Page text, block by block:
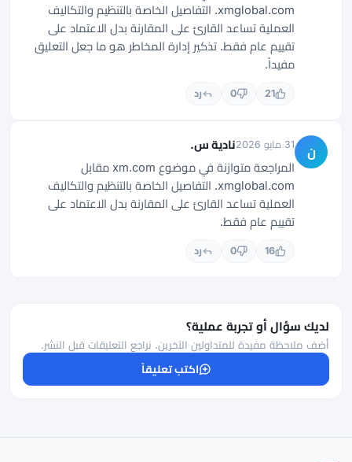
xmglobal.com. التفاصيل الخاصة بالتنظيم والتكاليف
العملية تساعد القارئ على المقارنة بدل الاعتماد على
تقييم عام فقط. تذكير إدارة المخاطر هو ما جعل التعليق
مفيداً.
21
0 رد
ن نادية س. 31 مايو 2026
المراجعة متوازنة في موضوع xm.com مقابل
xmglobal.com. التفاصيل الخاصة بالتنظيم والتكاليف
العملية تساعد القارئ على المقارنة بدل الاعتماد على
تقييم عام فقط.
16
0 رد
لديك سؤال أو تجربة عملية؟
أضف ملاحظة مفيدة للمتداولين الآخرين. نراجع التعليقات قبل النشر.
اكتب تعليقاً